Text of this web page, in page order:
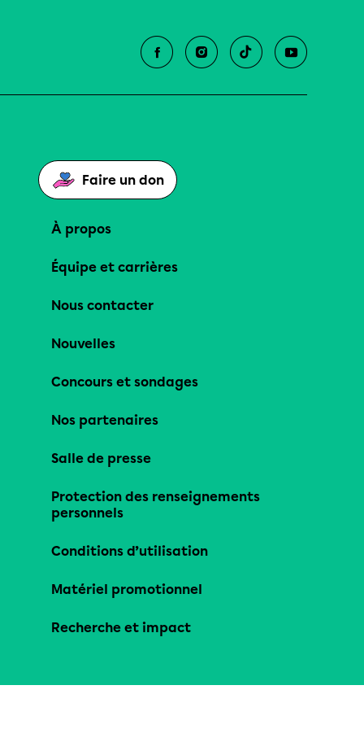
Faire un don
À propos
Équipe et carrières
Nous contacter
Nouvelles
Concours et sondages
Nos partenaires
Salle de presse
Protection des renseignements
personnels
Conditions d’utilisation
Matériel promotionnel
Recherche et impact